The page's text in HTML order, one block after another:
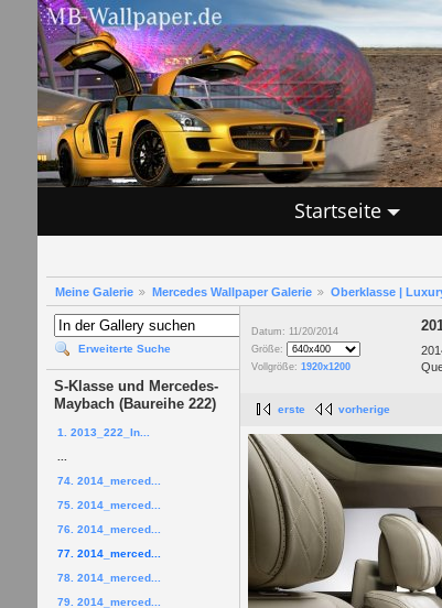
Startseite
Meine Galerie Mercedes Wallpaper Galerie Oberklasse |
Erweiterte Suche
S-Klasse und Mercedes-
Maybach (Baureihe 222)
1. 2013_222_In...
74. 2014_merced...
75. 2014_merced...
76. 2014_merced...
77. 2014_merced...
78. 2014_merced...
79. 2014_merced...
Datum: 11/20/2014
Größe:
Vollgröße: 1920x1200
erste vorherige